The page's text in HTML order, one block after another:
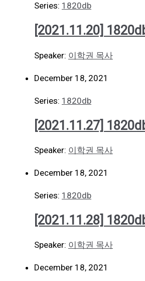
Series: 1820db
[2021.11.20]
Speaker: 이학권 목사
December 18, 2021
Series: 1820db
[2021.11.27]
Speaker: 이학권 목사
December 18, 2021
Series: 1820db
[2021.11.28]
Speaker: 이학권 목사
December 18, 2021